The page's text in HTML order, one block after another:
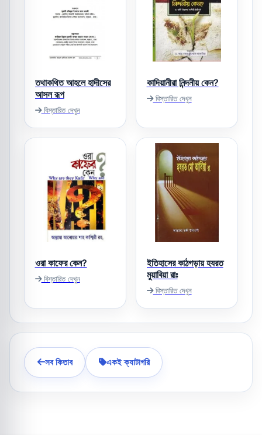
তথাকথিত আহলে হাদীসের
আসল রূপ
বিস্তারিত দেখুন
কাদিয়ানীরা নিন্দনীয় কেন?
বিস্তারিত দেখুন
ওরা কাফের কেন?
বিস্তারিত দেখুন
ইতিহাসের কাঠগড়ায় হযরত
মুয়াবিয়া রাঃ
বিস্তারিত দেখুন
সব কিতাব একই ক্যাটাগরি